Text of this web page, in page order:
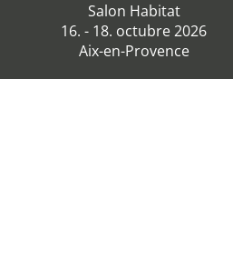
Salon Habitat
16. - 18. octubre 2026
Aix-en-Provence